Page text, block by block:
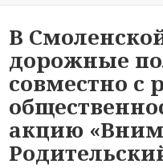
В
дорожные
совместно с
акцию